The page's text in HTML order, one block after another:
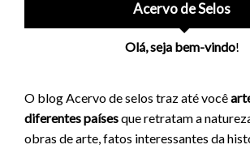
Acervo de Selos
Olá, seja bem-vindo!
O blog Acervo de selos traz até você
diferentes paísesque retratam a
obras de arte, fatos interessantes da